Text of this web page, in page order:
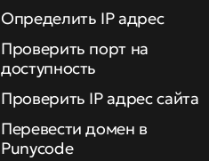
Определить IP адрес
Проверить порт на
доступность
Проверить IP адрес сайта
Перевести домен в
Punycode